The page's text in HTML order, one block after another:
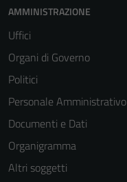
AMMINISTRAZIONE
Uffici
Organi di Governo
Politici
Personale Amministrativo
Documenti e Dati
Organigramma
Altri soggetti